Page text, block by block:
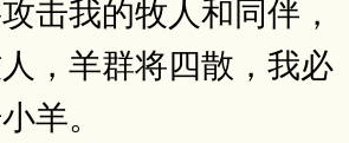
击我的牧人和同伴，
，羊群将四散，我必
羊。